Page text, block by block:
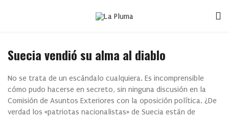
Suecia vendió su alma al diablo
No se trata de un escándalo cualquiera. Es incomprensible
cómo pudo hacerse en secreto, sin ninguna discusión en la
Comisión de Asuntos Exteriores con la oposición política. ¿De
verdad los «patriotas nacionalistas» de Suecia están de